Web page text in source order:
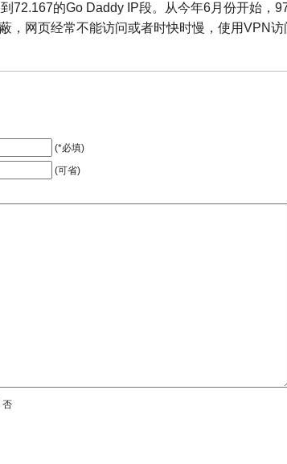
72.167的Go Daddy IP段。从今年6月份开始，
蔽，网页经常不能访问或者时快时慢，使用VPN
(*必填)
(可省)
否